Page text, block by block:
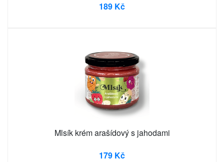
189 Kč
Mlsík krém arašídový s jahodami
179 Kč